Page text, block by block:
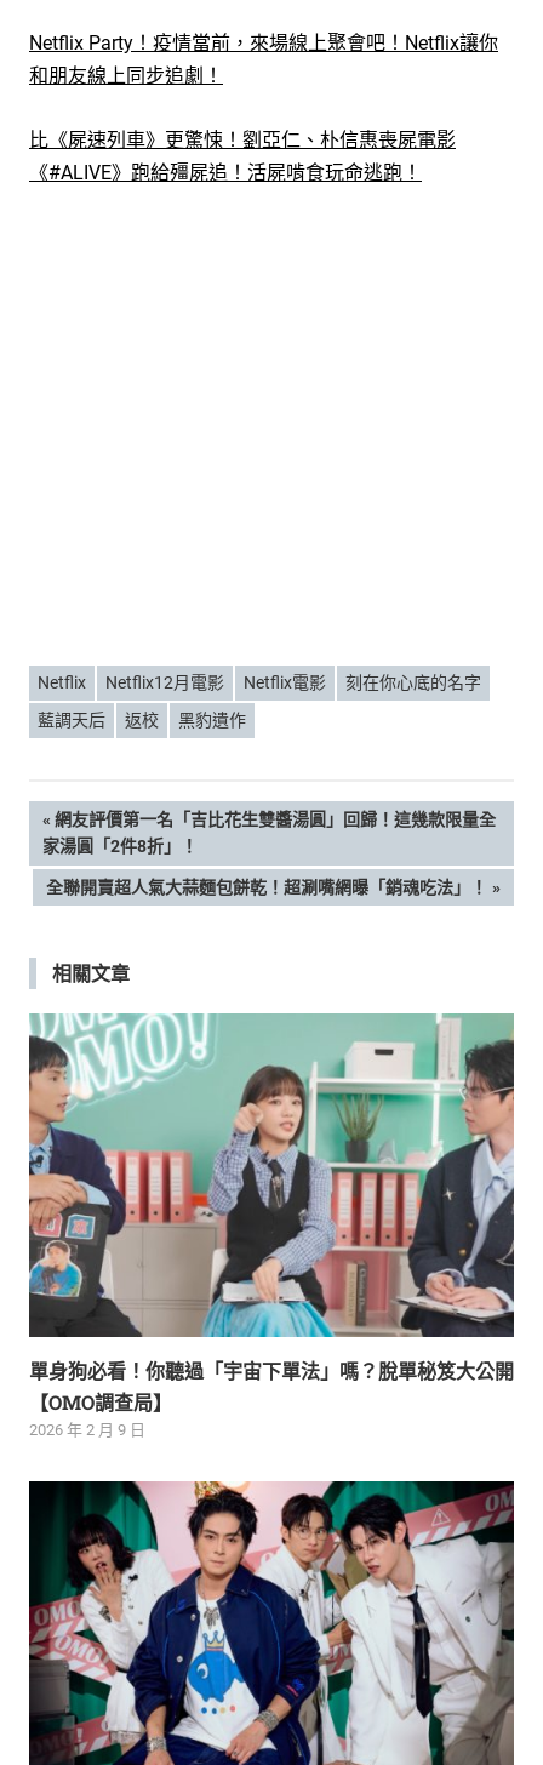
Netflix Party！疫情當前，來場線上聚會吧！Netflix讓你
和朋友線上同步追劇！
比《屍速列車》更驚悚！劉亞仁、朴信惠喪屍電影
《#ALIVE》跑給殭屍追！活屍啃食玩命逃跑！
Netflix Netflix12月電影 Netflix電影
刻在你心底的名字
藍調天后
返校 黑豹遺作
文
章
覽
PREVIOUS
POST:
網友評價第一名「吉比花生雙醬湯圓」回歸！這幾款限量全
家湯圓「2件8折」！
NEXT
全聯開賣超人氣大蒜麵包餅乾！超涮嘴網曝「銷魂吃法」！
相關文章
單身狗必看！你聽過「宇宙下單法」嗎？脫單秘笈大公開
【OMO調查局】
2026 年 2 月 9 日